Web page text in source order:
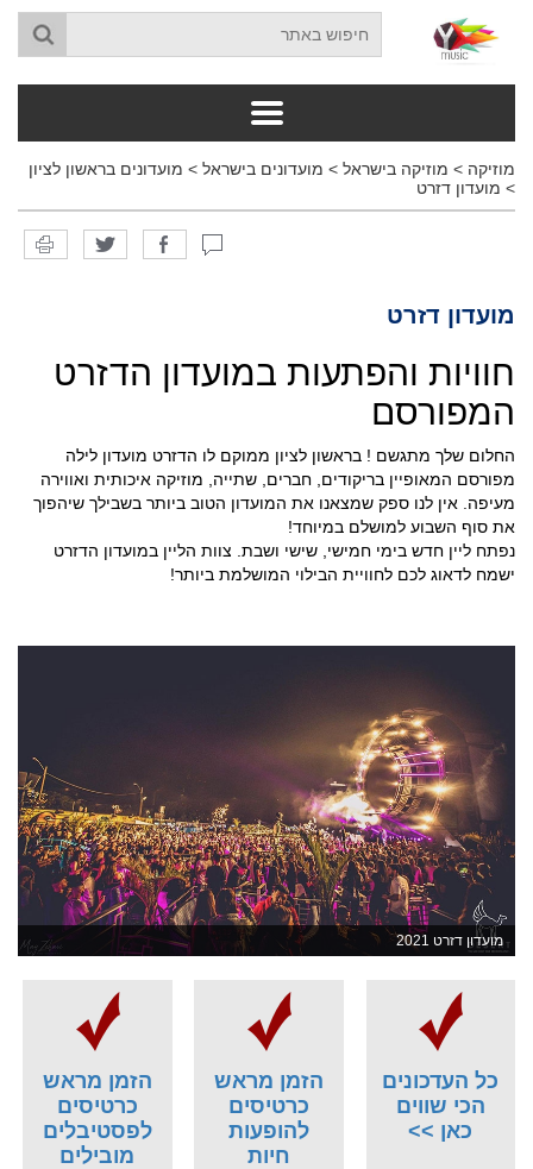
מוזיקה > מוזיקה בישראל > מועדונים בישראל > מועדונים בראשון לציון
> מועדון דזרט
מועדון דזרט
חוויות והפתעות במועדון הדזרט
המפורסם
החלום שלך מתגשם ! בראשון לציון ממוקם לו הדזרט מועדון לילה
מפורסם המאופיין בריקודים, חברים, שתייה, מוזיקה איכותית ואווירה
מעיפה. אין לנו ספק שמצאנו את המועדון הטוב ביותר בשבילך שיהפוך
את סוף השבוע למושלם במיוחד!
נפתח ליין חדש בימי חמישי, שישי ושבת. צוות הליין במועדון הדזרט
ישמח לדאוג לכם לחוויית הבילוי המושלמת ביותר!
מועדון דזרט 2021
כל העדכונים
הכי שווים
כאן >>
הזמן מראש
כרטיסים
להופעות
חיות
הזמן מראש
כרטיסים
לפסטיבלים
מובילים